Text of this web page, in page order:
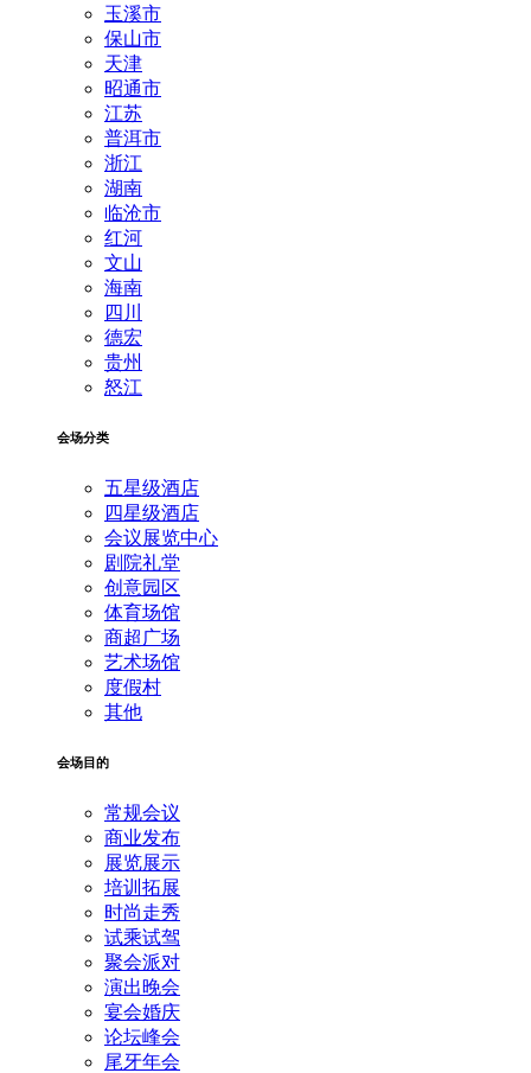
玉溪市
保山市
天津
昭通市
江苏
普洱市
浙江
湖南
临沧市
红河
文山
海南
四川
德宏
贵州
怒江
会场分类
五星级酒店
四星级酒店
会议展览中心
剧院礼堂
创意园区
体育场馆
商超广场
艺术场馆
度假村
其他
会场目的
常规会议
商业发布
展览展示
培训拓展
时尚走秀
试乘试驾
聚会派对
演出晚会
宴会婚庆
论坛峰会
尾牙年会